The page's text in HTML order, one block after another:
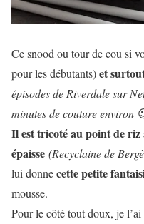
Ce snood ou tour de cou si
pour les débutants)et
épisodes de Riverdale sur
minutes de couture environ
Il est tricoté au point de riz
épaisse (Recyclaine de
lui donnecette petite
mousse.
Pour le côté tout doux, je l’ai